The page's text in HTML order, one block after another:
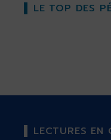
LE TOP DES
LECTURES EN